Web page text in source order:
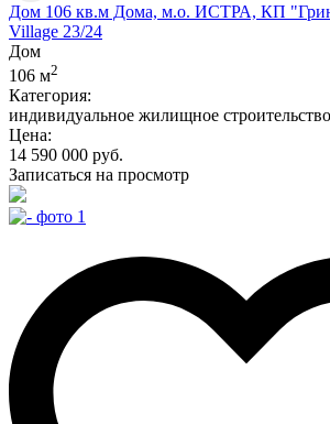
Дом 106 кв.м Дома, м.о. ИСТРА, КП
Village 23/24
Дом
106 м2
Категория:
индивидуальное жилищное
Цена:
14 590 000 руб.
Записаться на просмотр